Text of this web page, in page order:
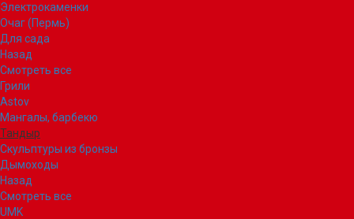
Электрокаменки
Очаг (Пермь)
Для сада
Назад
Смотреть все
Грили
Astov
Мангалы, барбекю
Тандыр
Скульптуры из бронзы
Дымоходы
Назад
Смотреть все
UMK